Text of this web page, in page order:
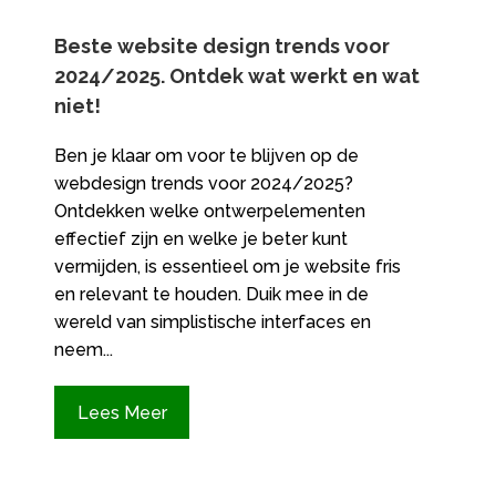
Beste website design trends voor
2024/2025.​ Ontdek wat werkt en wat
niet!
Ben je klaar om voor te blijven op de
webdesign trends voor 2024/2025?
Ontdekken welke ontwerpelementen
effectief zijn en welke je beter kunt
vermijden, is essentieel om je website fris
en relevant te houden.​ Duik mee in de
wereld van simplistische interfaces en
neem...
Lees Meer